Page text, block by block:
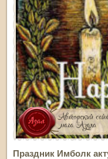
Праздник Имболк